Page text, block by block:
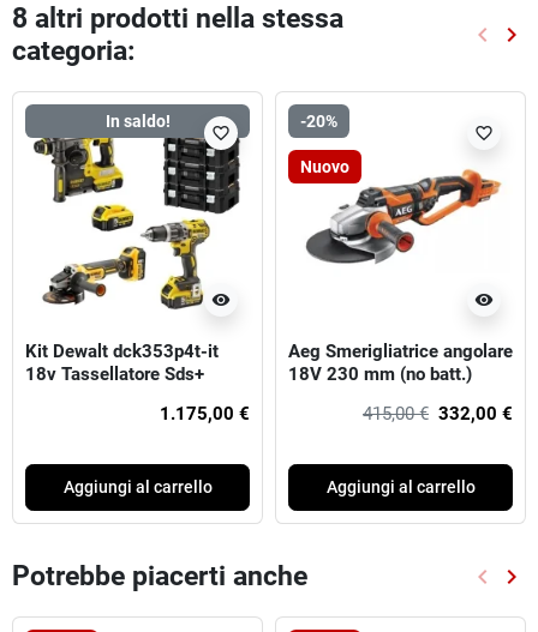
8 altri prodotti nella stessa
categoria:
keyboard_arrow_left keyboard_arrow_right
In saldo!
visibility
favorite_border
Kit Dewalt dck353p4t-it
18v Tassellatore Sds+
Smerigliatrice 125mm 4
1.175,00 €
Aggiungi al carrello
-20%
Nuovo
visibility
favorite_border
Aeg Smerigliatrice angolare
18V 230 mm (no batt.)
415,00 € 332,00 €
Aggiungi al carrello
Potrebbe piacerti anche keyboard_arrow_left keyboard_arrow_right